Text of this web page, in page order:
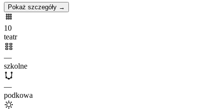
Pokaż szczegóły →
10
teatr
—
szkolne
—
podkowa